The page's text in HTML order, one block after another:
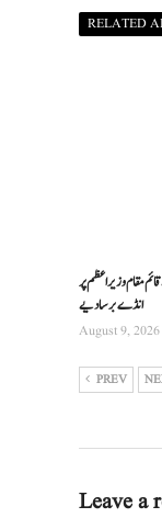
RELATED
مقام وزیراعظم پر
انڈے برسا دیے
August 9, 2026
PREV
Leave a